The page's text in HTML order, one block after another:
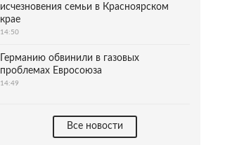
исчезновения семьи в Красноярском
крае
14:50
Германию обвинили в газовых
проблемах Евросоюза
14:49
Все новости